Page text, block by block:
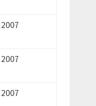
2007
2007
2007